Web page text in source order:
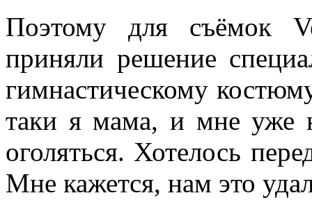
Поэтому для съёмок
приняли решение
гимнастическому
таки я мама, и мне уже
оголяться. Хотелось
Мне кажется, нам это